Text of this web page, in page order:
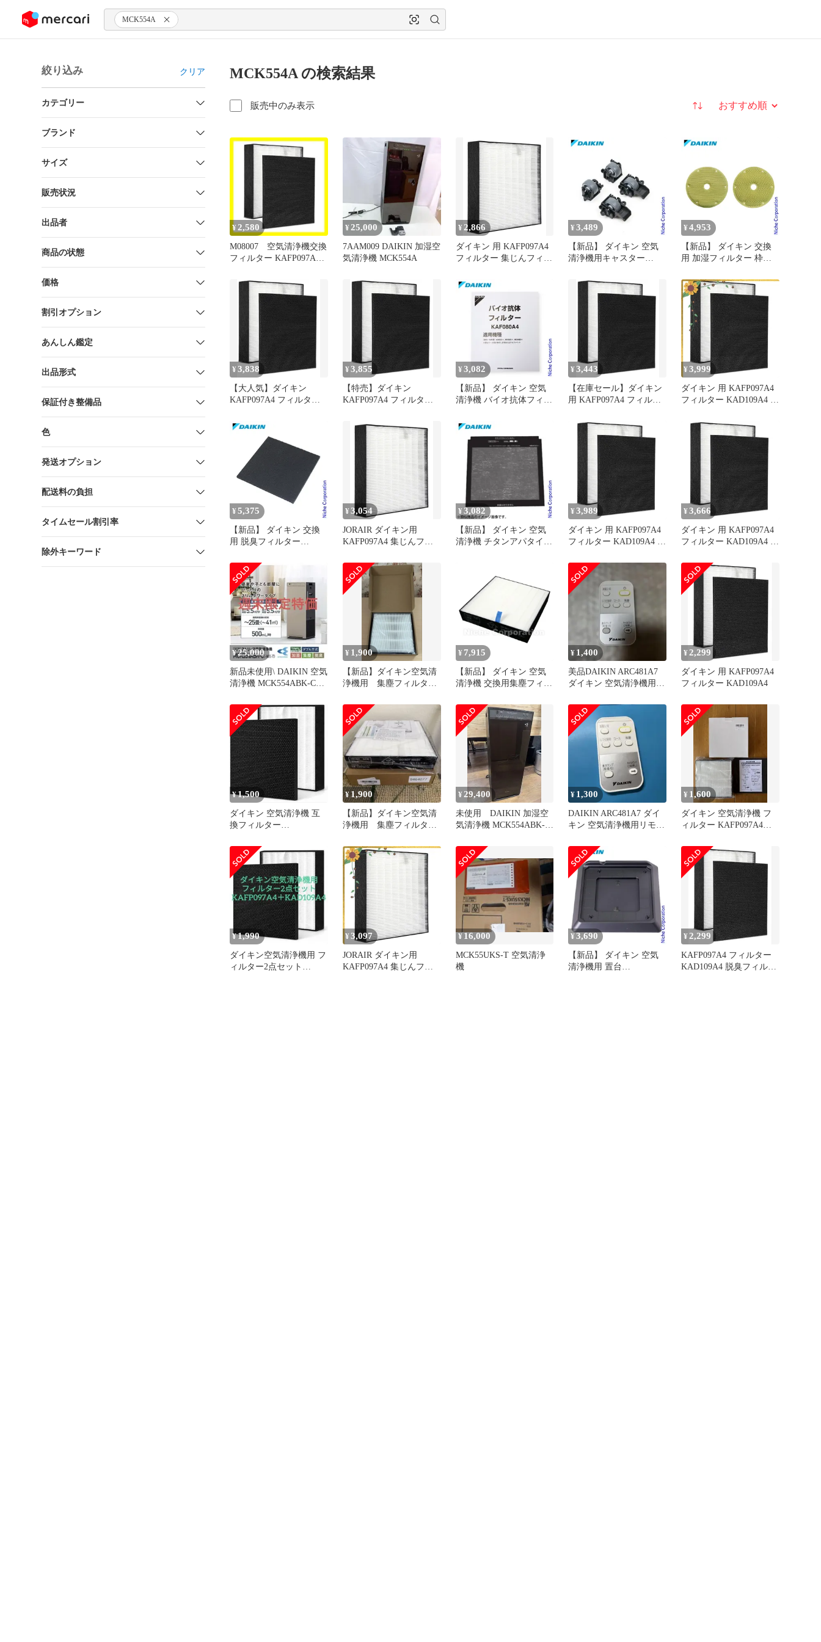
ツにスキップ MCK554A
絞り込み クリア
カテゴリー
ブランド
サイズ
販売状況
出品者
商品の状態
価格
割引オプション
あんしん鑑定
出品形式
保証付き整備品
色
発送オプション
配送料の負担
タイムセール割引率
除外キーワード
MCK554A の検索結果
販売中のみ表示 並び替え
¥ 2,580
M08007 空気清浄機交換
フィルター KAFP097A4
¥25,000
7AAM009 DAIKIN 加湿空
気清浄機 MCK554A
¥ 2,866
ダイキン 用 KAFP097A4
フィルター 集じんフィル
機 mc55x 用 フィルター
ack55x 集じんフィルター
加湿空気清浄機 mc55y
mc55z 空気清浄機フィル
¥ 3,489
【新品】 ダイキン 空気
清浄機用キャスター
¥ 4,953
【新品】 ダイキン 交換
用 加湿フィルター 枠な
機
¥3,838
【大人気】ダイキン
KAFP097A4 フィルター
ー 集じんフィルター 消
耗品セット ダイキン 空
気清浄機 交換 フィルタ
ー mc55x 加湿空気清浄機
フィルター ack55x 集じん
フィルター mc55y mc55z
¥3,855
【特売】ダイキン
KAFP097A4 フィルター
ー 集じんフィルター 消
耗品セット ダイキン 空
気清浄機 交換 フィルタ
ー mc55x 加湿空気清浄機
フィルター ack55x 集じん
フィルター mc55y mc55z
空気清浄
¥ 3,082
【新品】 ダイキン 空気
清浄機 バイオ抗体フィル
¥3,443
【在庫セール】ダイキン
用 KAFP097A4 フィルタ
ター 集じんフィルター
消耗品セット ダイキン
空気清浄機 用フィルター
mc55x 加湿空気清浄機 フ
ィルター ack55x 集じんフ
ィルター mc55y mc55z 空
¥3,999
ダイキン 用 KAFP097A4
フィルター KAD109A4 脱
ルター 消耗品セット ダ
イキン 空気清浄機 用フ
ィルター mc55x 加湿空気
清浄機 フィルター ack55x
集じんフィルター mc55y
mc55z 空気清浄機フ 1
¥ 5,375
【新品】 ダイキン 交換
用 脱臭フィルター
¥3,054
JORAIR ダイキン用
KAFP097A4 集じんフィ
機MC55X用フィルター
ACK55X集じんフィルタ
ー 加湿空気清浄機MC55Y
MC55Z空気清浄機フィル
¥ 3,082
【新品】 ダイキン 空気
清浄機 チタンアパタイト
¥ 3,989
ダイキン 用 KAFP097A4
フィルター KAD109A4 脱
ルター 消耗品セット ダ
イキン 空気清浄機 用フ
ィルター mc55x 加湿空気
清浄機 フィルター ack55x
集じんフィルター mc55y
mc55z 空気清浄機フ 1
¥ 3,666
ダイキン 用 KAFP097A4
フィルター KAD109A4 脱
ルター 消耗品セット ダ
イキン 空気清浄機 用フ
ィルター mc55x 加湿空気
清浄機 フィルター ack55x
集じんフィルター mc55y
mc55z 空気清浄機フ 0
¥25,000
新品未使用\ DAIKIN 空気
清浄機 MCK554ABK-C
¥ 1,900
【新品】ダイキン空気清
浄機用 集塵フィルタ
¥ 7,915
【新品】 ダイキン 空気
清浄機 交換用集塵フィル
¥ 1,400
美品DAIKIN ARC481A7
ダイキン 空気清浄機用リ
¥ 2,299
ダイキン 用 KAFP097A4
フィルター KAD109A4
¥1,500
ダイキン 空気清浄機 互
換フィルター
点
¥1,900
【新品】ダイキン空気清
浄機用 集塵フィルタ
¥ 29,400
未使用 DAIKIN 加湿空
気清浄機 MCK554ABK-T
¥ 1,300
DAIKIN ARC481A7 ダイ
キン 空気清浄機用リモコ
¥ 1,600
ダイキン 空気清浄機 フ
ィルター KAFP097A4
¥1,990
ダイキン空気清浄機用 フ
ィルター2点セット
¥ 3,097
JORAIR ダイキン用
KAFP097A4 集じんフィ
¥ 16,000
MCK55UKS-T 空気清浄
機
¥3,690
【新品】 ダイキン 空気
清浄機用 置台
¥ 2,299
KAFP097A4 フィルター
KAD109A4 脱臭フィルタ